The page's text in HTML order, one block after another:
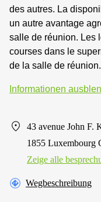
des autres. La
un autre avantage
salle de réunion. Les
courses dans le
de la salle de réunion.
Informationen
43 avenue John F.
1855 Luxembourg
Zeige alle
Wegbeschreibung